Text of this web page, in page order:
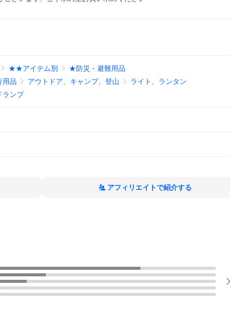
★★アイテム別
★防災・避難用品
用品
アウトドア、キャンプ、登山
ライト、ランタン
ランプ
アフィリエイトで紹介する